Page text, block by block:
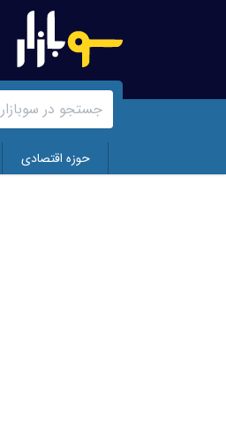
حوزه اقتصادی